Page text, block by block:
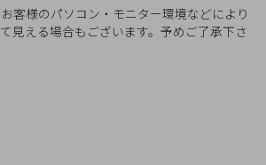
客様のパソコン・モニター環境などにより
見える場合もございます。予めご了承下さ